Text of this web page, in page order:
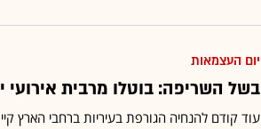
יום העצמאות
בשל השריפה: בוטלו מרבית
עוד קודם להנחיה הגורפת בעיריות ברחבי הארץ